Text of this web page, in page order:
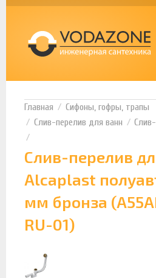
Сифоны, гофры, трапы
Слив-перелив для ванн
Слив-перелив
Alcaplast
мм бронза
RU-01)